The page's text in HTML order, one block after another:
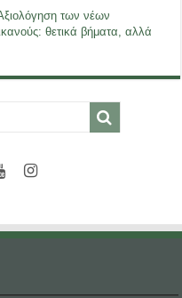
των νέων
θετικά βήματα, αλλά